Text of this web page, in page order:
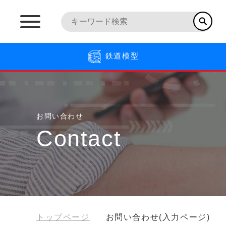
鉄道模型
お問い合わせ
Contact
トップページ お問い合わせ(入力ページ)